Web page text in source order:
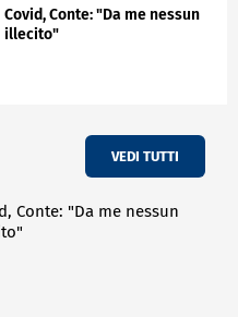
Covid, Conte: "Da me nessun
illecito"
VEDI TUTTI
Conte: "Da me nessun